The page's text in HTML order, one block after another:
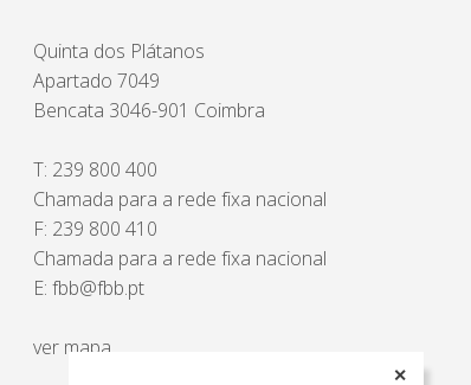
✕
Quinta dos Plátanos
Apartado 7049
Bencata 3046-901 Coimbra
T: 239 800 400
Chamada para a rede fixa nacional
F: 239 800 410
Chamada para a rede fixa nacional
E:fbb@fbb.pt
ver mapa